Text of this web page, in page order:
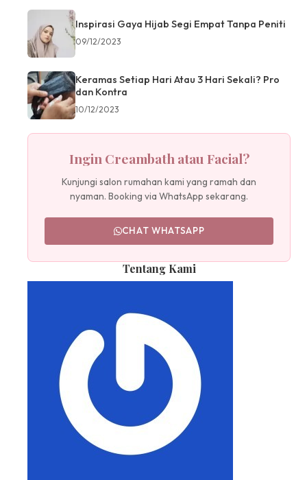
Inspirasi Gaya Hijab Segi Empat Tanpa Peniti
09/12/2023
Keramas Setiap Hari Atau 3 Hari Sekali? Pro
dan Kontra
10/12/2023
Ingin Creambath atau Facial?
Kunjungi salon rumahan kami yang ramah dan
nyaman. Booking via WhatsApp sekarang.
CHAT WHATSAPP
Tentang Kami